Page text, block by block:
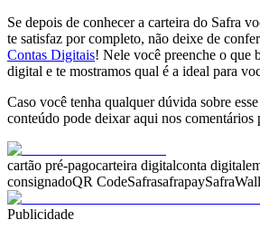
Se depois de conhecer a carteira do Safra
te satisfaz por completo, não deixe de
Contas Digitais! Nele você preenche o que
digital e te mostramos qual é a ideal para
Caso você tenha qualquer dúvida sobre
conteúdo pode deixar aqui nos comentários
cartão pré-pagocarteira digitalconta digital
consignadoQR CodeSafrasafrapay
Publicidade